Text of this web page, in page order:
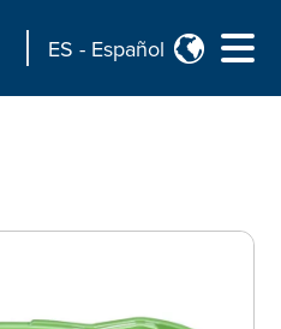
ES - Español